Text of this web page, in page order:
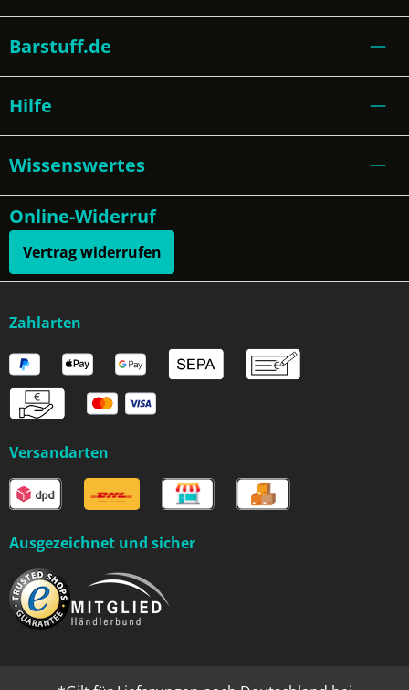
Barstuff.de
Hilfe
Wissenswertes
Online-Widerruf
Vertrag widerrufen
Zahlarten
Versandarten
Ausgezeichnet und sicher